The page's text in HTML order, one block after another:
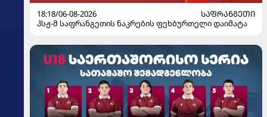
18:18/06-08-2026
ᲡᲐᲤᲠᲐᲜᲒᲔᲗᲘ
პსჟ-მ საფრანგეთის ნაკრების ფეხბურთელი დაიმატა